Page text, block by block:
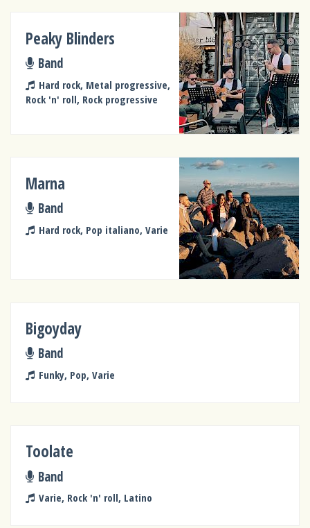
Peaky Blinders
Band
Hard rock, Metal progressive,
Rock 'n' roll, Rock progressive
Marna
Band
Hard rock, Pop italiano, Varie
Bigoyday
Band
Funky, Pop, Varie
Toolate
Band
Varie, Rock 'n' roll, Latino